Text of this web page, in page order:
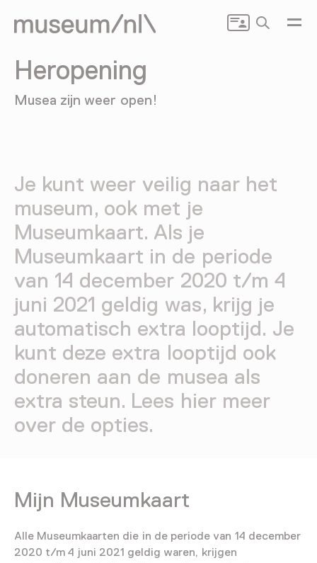
Zoeken
Heropening
Musea zijn weer open!
Je kunt weer veilig naar het
museum, ook met je
Museumkaart. Als je
Museumkaart in de periode
van 14 december 2020 t/m 4
juni 2021 geldig was, krijg je
automatisch extra looptijd. Je
kunt deze extra looptijd ook
doneren aan de musea als
extra steun. Lees hier meer
over de opties.
Mijn Museumkaart
Alle Museumkaarten die in de periode van 14 december
2020 t/m 4 juni 2021 geldig waren, krijgen